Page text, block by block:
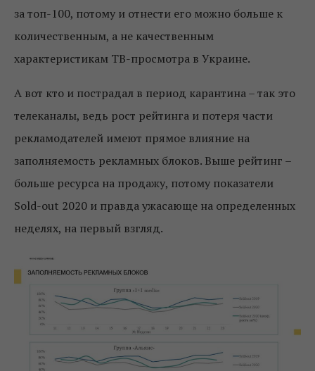
за топ-100, потому и отнести его можно больше к
количественным, а не качественным
характеристикам ТВ-просмотра в Украине.
А вот кто и пострадал в период карантина – так это
телеканалы, ведь рост рейтинга и потеря части
рекламодателей имеют прямое влияние на
заполняемость рекламных блоков. Выше рейтинг –
больше ресурса на продажу, потому показатели
Sold-out 2020 и правда ужасающе на определенных
неделях, на первый взгляд.